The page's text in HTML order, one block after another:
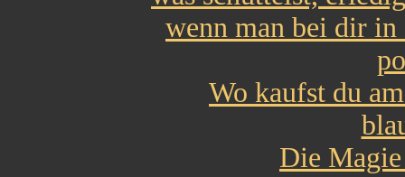
wenn man bei dir
Wo kaufst du
Die Magie